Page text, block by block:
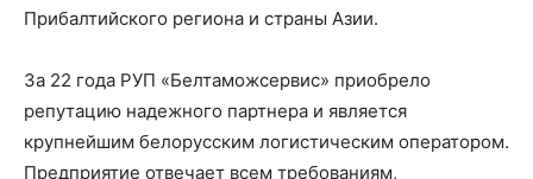
Прибалтийского региона и страны Азии.
За 22 года РУП «Белтаможсервис» приобрело
репутацию надежного партнера и является
крупнейшим белорусским логистическим оператором.
Предприятие отвечает всем требованиям,